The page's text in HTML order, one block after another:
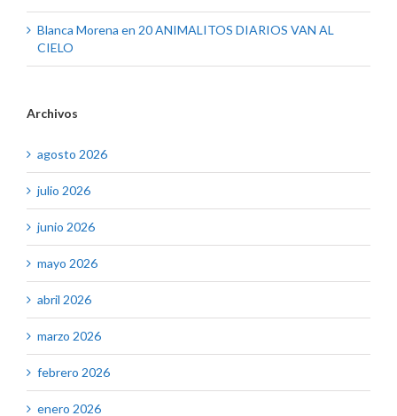
Blanca Morena en 20 ANIMALITOS DIARIOS VAN AL
CIELO
Archivos
agosto 2026
julio 2026
junio 2026
mayo 2026
abril 2026
marzo 2026
febrero 2026
enero 2026